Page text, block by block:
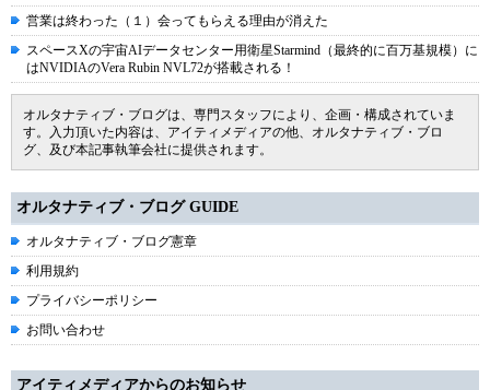
営業は終わった（１）会ってもらえる理由が消えた
スペースXの宇宙AIデータセンター用衛星Starmind（最終的に百万基規模）に
はNVIDIAのVera Rubin NVL72が搭載される！
オルタナティブ・ブログは、専門スタッフにより、企画・構成されていま
す。入力頂いた内容は、アイティメディアの他、オルタナティブ・ブロ
グ、及び本記事執筆会社に提供されます。
オルタナティブ・ブログ GUIDE
オルタナティブ・ブログ憲章
利用規約
プライバシーポリシー
お問い合わせ
アイティメディアからのお知らせ